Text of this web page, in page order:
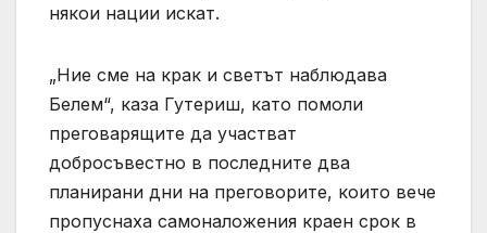
някои нации искат.
„Ние сме на крак и светът наблюдава
Белем“, каза Гутериш, като помоли
преговарящите да участват
добросъвестно в последните два
планирани дни на преговорите, които вече
пропуснаха самоналожения краен срок в